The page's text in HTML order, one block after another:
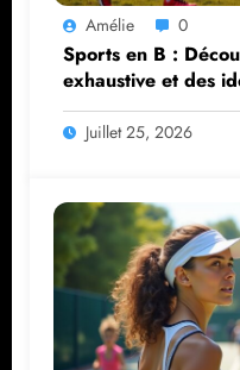
Amélie 0
Sports en B :
exhaustive et des
explorer
Juillet 25, 2026